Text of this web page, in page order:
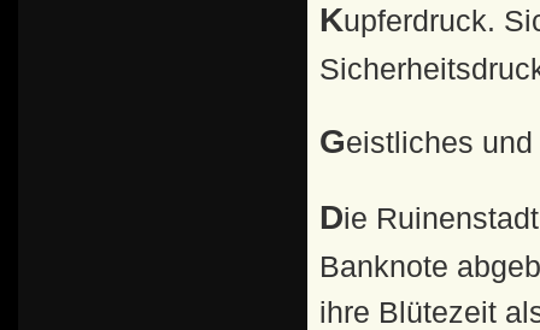
Kupferdruck. Sicherheitsstreifen. Fluoreszierender
Geistliches
Die Ruinenstadt Copan, die auf unserer 1 Lempira-
Banknote
ihre Blütezeit